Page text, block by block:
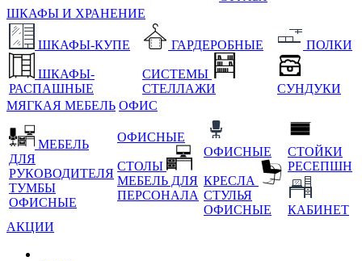
ШКАФЫ И ХРАНЕНИЕ
ШКАФЫ-КУПЕ
ШКАФЫ-
РАСПАШНЫЕ
ГАРДЕРОБНЫЕ
СИСТЕМЫ
СТЕЛЛАЖИ
ПОЛКИ
СУНДУКИ
МЯГКАЯ МЕБЕЛЬ ОФИС
МЕБЕЛЬ
ДЛЯ
РУКОВОДИТЕЛЯ
ТУМБЫ
ОФИСНЫЕ
ОФИСНЫЕ
СТОЛЫ
МЕБЕЛЬ ДЛЯ
ПЕРСОНАЛА
ОФИСНЫЕ
КРЕСЛА
СТУЛЬЯ
ОФИСНЫЕ
СТОЙКИ
РЕСЕПШН
КАБИНЕТ
АКЦИИ